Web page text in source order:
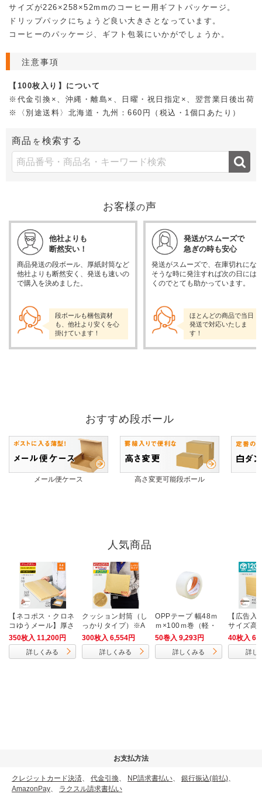
サイズが226×258×52mmのコーヒー用ギフトパッケージ。
ドリップパックにちょうど良い大きさとなっています。
コーヒーのパッケージ、ギフト包装にいかがでしょうか。
注意事項
【100枚入り】について
※代金引換×、沖縄・離島×、日曜・祝日指定×、翌営業日後出荷
※〈別途送料〉北海道・九州：660円（税込・1個口あたり）
商品 を 検索する
お客様の声
他社よりも
断然安い！
商品発送の段ボール、厚紙封筒など
他社よりも断然安く、発送も速いの
で購入を決めました。
段ボールも梱包資材
も、他社より安くを心
掛けています！
発送がスムーズで
急ぎの時も安心
発送がスムーズで、在庫切れにな
そうな時に発注すれば次の日には
くのでとても助かっています。
ほとんどの商品で当日
発送で対応いたしま
す！
おすすめ段ボール
メール便ケース 高さ変更可能段ボール
人気商品
【ネコポス・クロネ
コゆうメール】厚さ
2cm・ヤッコ型ケー
ス（A4サイズ）
350枚入 11,200円
詳しくみる
クッション封筒（し
っかりタイプ）※A
4不可
300枚入 6,554円
詳しくみる
OPPテープ 幅48ｍ
ｍ×100ｍ巻（軽・
中梱包用／0.042m
m厚）
50巻入 9,293円
詳しくみる
【広告入
サイズ高
ダンボー
40枚入
詳し
お支払方法
クレジットカード決済 代金引換 NP請求書払い 銀行振込(前払)
AmazonPay
ラクスル請求書払い